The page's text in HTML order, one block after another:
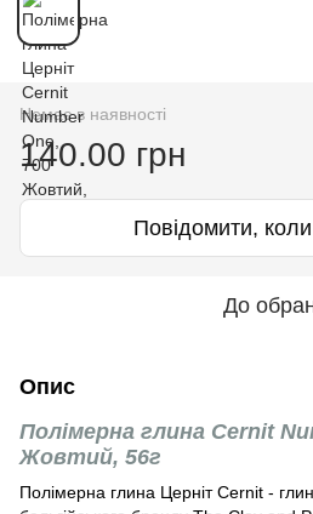
Немає в наявності
140.00 грн
Повідомити,
До
Опис
Полімерна глина Cernit
Жовтий, 56г
Полімерна глина Церніт Cernit -